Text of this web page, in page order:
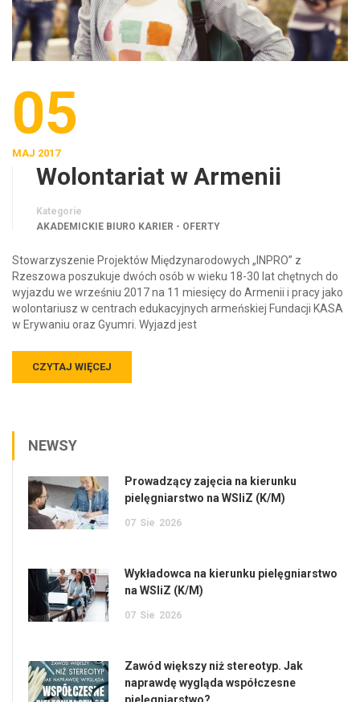
05
MAJ 2017
Wolontariat w Armenii
Kategorie
AKADEMICKIE BIURO KARIER - OFERTY
Stowarzyszenie Projektów Międzynarodowych „INPRO” z
Rzeszowa poszukuje dwóch osób w wieku 18-30 lat chętnych do
wyjazdu we wrześniu 2017 na 11 miesięcy do Armenii i pracy jako
wolontariusz w centrach edukacyjnych armeńskiej Fundacji KASA
w Erywaniu oraz Gyumri. Wyjazd jest
CZYTAJ WIĘCEJ
NEWSY
Prowadzący zajęcia na kierunku
pielęgniarstwo na WSIiZ (K/M)
07 Sie 2026
Wykładowca na kierunku pielęgniarstwo
na WSIiZ (K/M)
07 Sie 2026
Zawód większy niż stereotyp. Jak
naprawdę wygląda współczesne